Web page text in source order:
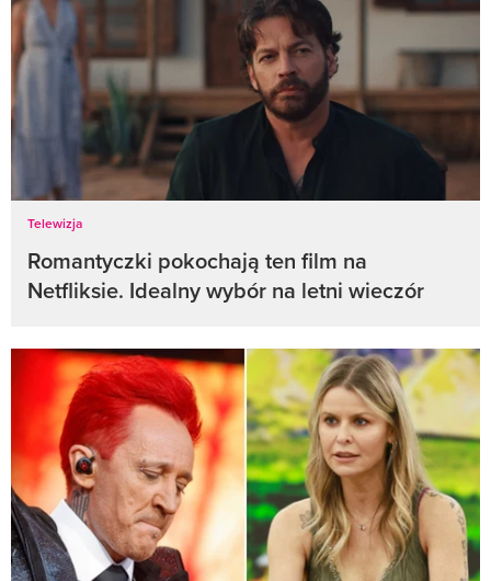
Telewizja
Romantyczki pokochają ten film na
Netfliksie. Idealny wybór na letni wieczór